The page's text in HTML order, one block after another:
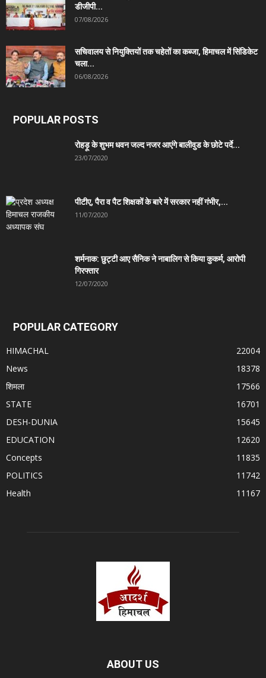
डीजीपी...
07/08/2026
सचिवालय से नियुक्तियों तक चहेतों का कब्जा, हिमाचल में सिंडिकेट
चला...
06/08/2026
POPULAR POSTS
रोहड़ू के शुभम धवन जल्द नजर आएंगे बालीवुड के छोटे पर्दे...
23/07/2020
पीटीए, पैरा व पैट शिक्षकों के बारे में सरकार नहीं गंभीर,...
11/07/2020
शर्मनाक: छुट्टी आए सैनिक ने नाबालिग से किया कुकर्म, आरोपी
गिरफ्तार
12/07/2020
POPULAR CATEGORY
HIMACHAL
22004
News
18378
शिमला
17566
STATE
16701
DESH-DUNIA
15645
EDUCATION
12620
Concepts
11835
POLITICS
11742
Health
11167
ABOUT US